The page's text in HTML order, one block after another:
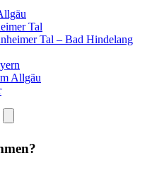
Tal
Tal – Bad Hindelang
Allgäu